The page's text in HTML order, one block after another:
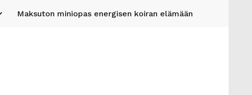
Maksuton miniopas energisen koiran elämään